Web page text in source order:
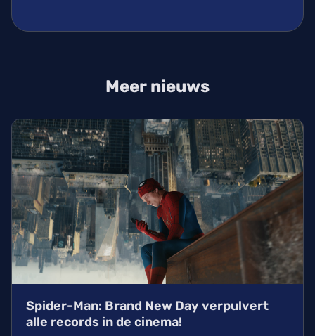
Meer nieuws
Spider-Man: Brand New Day verpulvert
alle records in de cinema!